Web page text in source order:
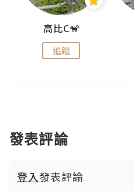
高比C🐒
追蹤
發表評論
登入發表評論